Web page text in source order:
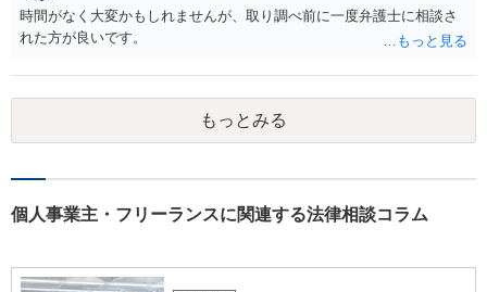
時間がなく大変かもしれませんが、取り調べ前に一度弁護士に相談さ
れた方が良いです。
もっとみる
個人事業主・フリーランスに関連する法律相談コラム